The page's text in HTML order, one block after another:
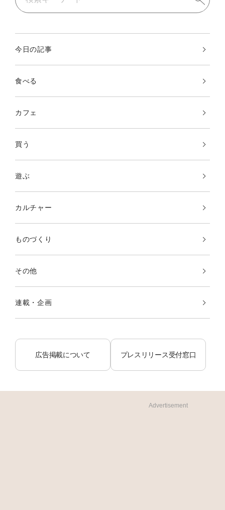
今日の記事
食べる
カフェ
買う
遊ぶ
カルチャー
ものづくり
その他
連載・企画
広告掲載について プレスリリース受付窓口
Advertisement